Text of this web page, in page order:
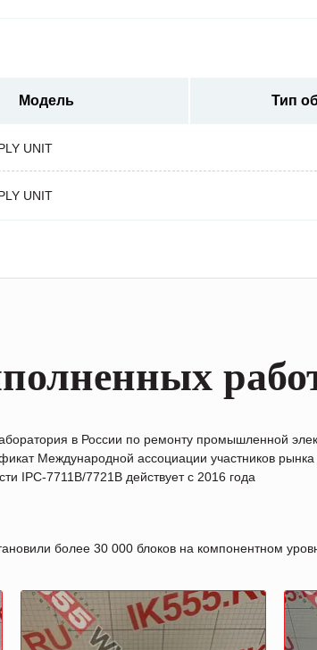
Модель Тип
UNIT
UNIT
в России по ремонту промышленной
Международной ассоциации участников рынка
IPC-7711B/7721B действует с 2016 года
более 30 000 блоков на компонентном